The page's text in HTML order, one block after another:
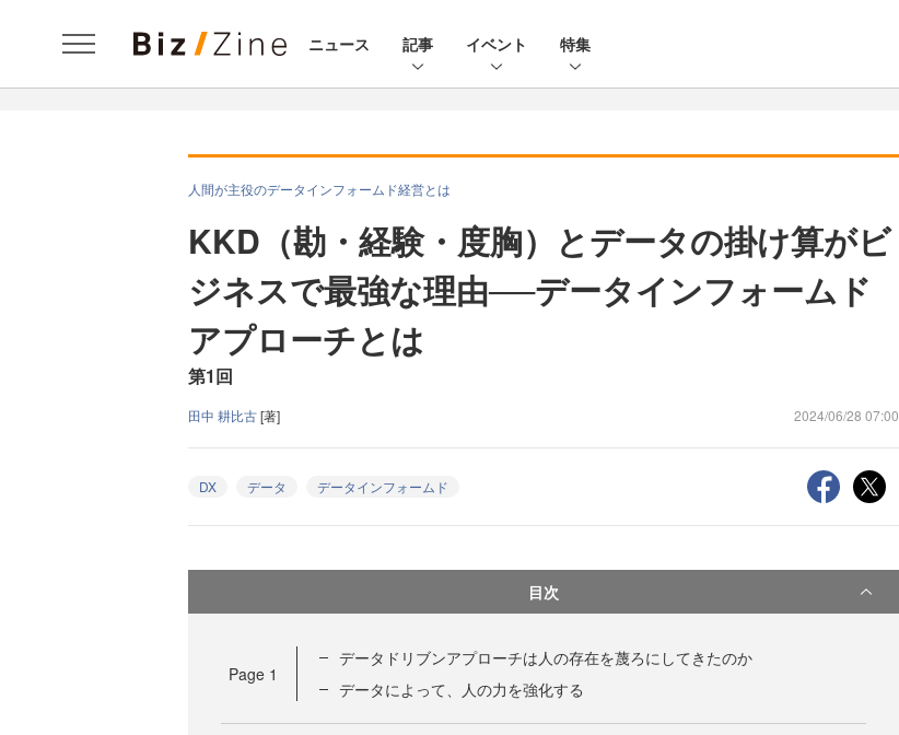
ニュース 記事 イベント 特集
人間が主役のデータインフォームド経営とは
KKD（勘・経験・度胸）とデータの掛け算がビ
ジネスで最強な理由──データインフォームド
アプローチとは
第1回
田中 耕比古[著] 2024/06/28 07:00
DX データ データインフォームド
目次
Page 1
データドリブンアプローチは人の存在を蔑ろにしてきたのか
データによって、人の力を強化する